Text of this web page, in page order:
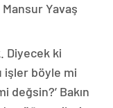
Yavaş
Diyecek ki
işler böyle mi
değsin?’ Bakın